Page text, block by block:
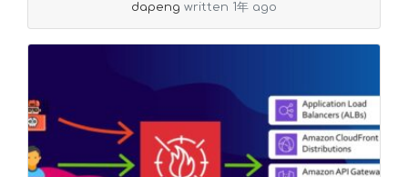
dapeng written 1年 ago